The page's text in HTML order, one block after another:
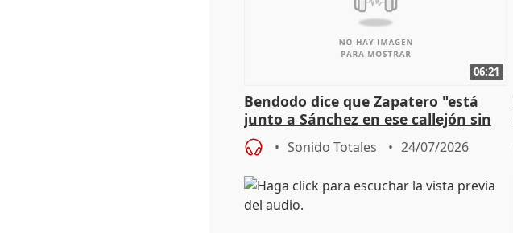
06:21
Bendodo dice que Zapatero "está
junto a Sánchez en ese callejón sin
salida
Sonido Totales 24/07/2026